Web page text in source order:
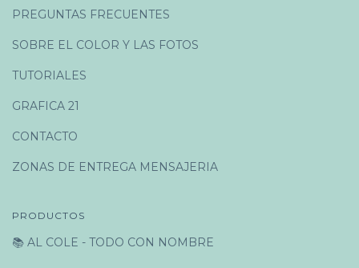
PREGUNTAS FRECUENTES
SOBRE EL COLOR Y LAS FOTOS
TUTORIALES
GRAFICA 21
CONTACTO
ZONAS DE ENTREGA MENSAJERIA
PRODUCTOS
📚 AL COLE - TODO CON NOMBRE